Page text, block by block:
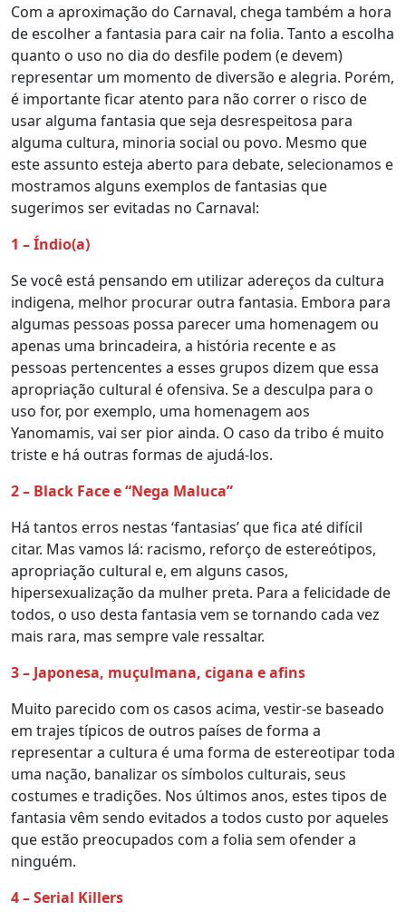
Com a aproximação do Carnaval, chega também a hora
de escolher a fantasia para cair na folia. Tanto a escolha
quanto o uso no dia do desfile podem (e devem)
representar um momento de diversão e alegria. Porém,
é importante ficar atento para não correr o risco de
usar alguma fantasia que seja desrespeitosa para
alguma cultura, minoria social ou povo. Mesmo que
este assunto esteja aberto para debate, selecionamos e
mostramos alguns exemplos de fantasias que
sugerimos ser evitadas no Carnaval:
1 – Índio(a)
Se você está pensando em utilizar adereços da cultura
indigena, melhor procurar outra fantasia. Embora para
algumas pessoas possa parecer uma homenagem ou
apenas uma brincadeira, a história recente e as
pessoas pertencentes a esses grupos dizem que essa
apropriação cultural é ofensiva. Se a desculpa para o
uso for, por exemplo, uma homenagem aos
Yanomamis, vai ser pior ainda. O caso da tribo é muito
triste e há outras formas de ajudá-los.
2 – Black Face e “Nega Maluca”
Há tantos erros nestas ‘fantasias’ que fica até difícil
citar. Mas vamos lá: racismo, reforço de estereótipos,
apropriação cultural e, em alguns casos,
hipersexualização da mulher preta. Para a felicidade de
todos, o uso desta fantasia vem se tornando cada vez
mais rara, mas sempre vale ressaltar.
3 – Japonesa, muçulmana, cigana e afins
Muito parecido com os casos acima, vestir-se baseado
em trajes típicos de outros países de forma a
representar a cultura é uma forma de estereotipar toda
uma nação, banalizar os símbolos culturais, seus
costumes e tradições. Nos últimos anos, estes tipos de
fantasia vêm sendo evitados a todos custo por aqueles
que estão preocupados com a folia sem ofender a
ninguém.
4 – Serial Killers